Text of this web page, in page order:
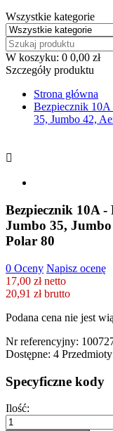
Wszystkie kategorie
W koszyku: 0 0,00 zł
Szczegóły produktu
Strona główna
Bezpiecznik 10A
35, Jumbo 42,

Bezpiecznik 10A
Jumbo 35,
Polar 80
0 Oceny Napisz ocenę
17,00 zł netto
20,91 zł brutto
Podana cena nie jest
Nr referencyjny:
Dostępne: 4 Przedmioty
Specyficzne kody
Ilość: